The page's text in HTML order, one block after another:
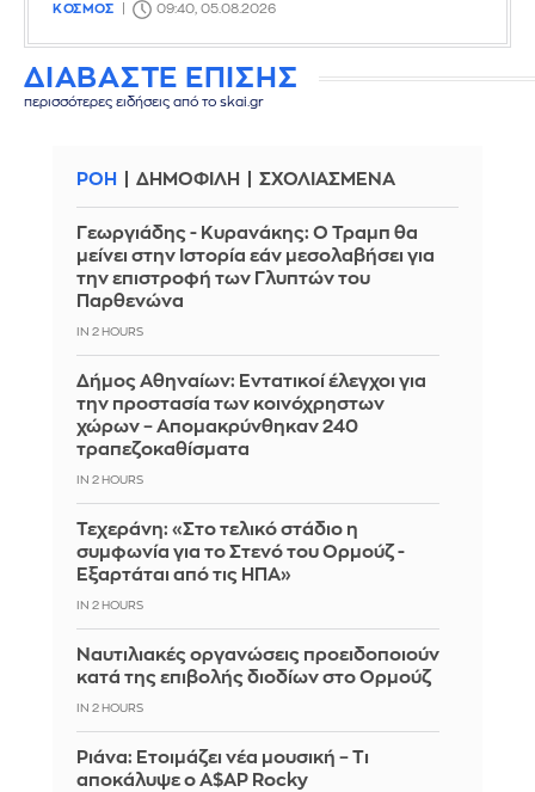
ΚΟΣΜΟΣ 09:40, 05.08.2026
ΔΙΑΒΑΣΤΕ ΕΠΙΣΗΣ
περισσότερες ειδήσεις από το skai.gr
ΡΟΗ ΔΗΜΟΦΙΛΗ ΣΧΟΛΙΑΣΜΕΝΑ
Γεωργιάδης - Κυρανάκης: Ο Τραμπ θα
μείνει στην Ιστορία εάν μεσολαβήσει για
την επιστροφή των Γλυπτών του
Παρθενώνα
IN 2 HOURS
Δήμος Αθηναίων: Εντατικοί έλεγχοι για
την προστασία των κοινόχρηστων
χώρων – Απομακρύνθηκαν 240
τραπεζοκαθίσματα
IN 2 HOURS
Τεχεράνη: «Στο τελικό στάδιο η
συμφωνία για το Στενό του Ορμούζ -
Εξαρτάται από τις ΗΠΑ»
IN 2 HOURS
Ναυτιλιακές οργανώσεις προειδοποιούν
κατά της επιβολής διοδίων στο Ορμούζ
IN 2 HOURS
Ριάνα: Ετοιμάζει νέα μουσική – Τι
αποκάλυψε ο A$AP Rocky